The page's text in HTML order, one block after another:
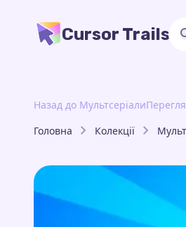
Cursor Trails
Назад до Мультсеріали
Головна Колекції